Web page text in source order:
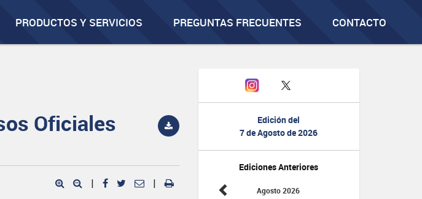
PRODUCTOS Y SERVICIOS PREGUNTAS FRECUENTES CONTACTO
Edición del
7 de Agosto de 2026
Ediciones Anteriores
Agosto 2026
Oficiales
| |